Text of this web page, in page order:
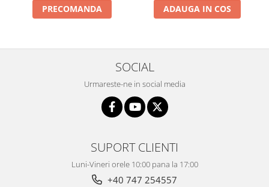
PRECOMANDA ADAUGA IN COS
SOCIAL
Urmareste-ne in social media
SUPORT CLIENTI
Luni-Vineri orele 10:00 pana la 17:00
+40 747 254557